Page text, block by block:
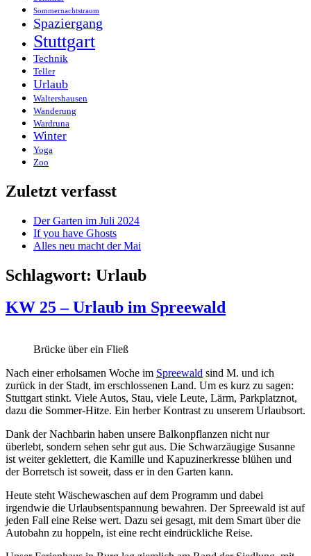
Sommernachtstraum
Spaziergang
Stuttgart
Technik
Teller
Urlaub
Waltershausen
Wanderung
Wardruna
Winter
Yoga
Zoo
Zuletzt verfasst
Der Garten im Juli 2024
If you have Ghosts
Alles neu macht der Mai
Schlagwort: Urlaub
KW 25 – Urlaub im Spreewald
Brücke über ein Fließ
Nach einer erholsamen Woche im Spreewald sind M. und ich
zurück in der Stadt, im erschlossenen Land. Um es kurz zu sagen:
Stuttgart stinkt. Viele Autos, Stau, viele Leute, Lärm, Parkplatznot,
dazu die Sommer-Hitze. Ein herber Kontrast zu unserem Urlaubsort.
Dank der Nachbarin haben unsere Balkonpflanzen nicht nur
überlebt, sondern sehen sehr gut aus. Die Schwarzäugige Susanne
ist weiter geklettert, die Kamille und Kapuzinerkresse blühen und
der Borretsch ist soweit, dass er in den Garten kann.
Heute steht Wäschewaschen auf dem Programm und dabei
irgendwie die Urlaubsentspannung bewahren. Der Spreewald ist auf
jeden Fall eine Reise wert. Dazu sei gesagt, mit dem Smart über die
Autobahn zu hoppeln, ist eine recht eindrückliche Reise.